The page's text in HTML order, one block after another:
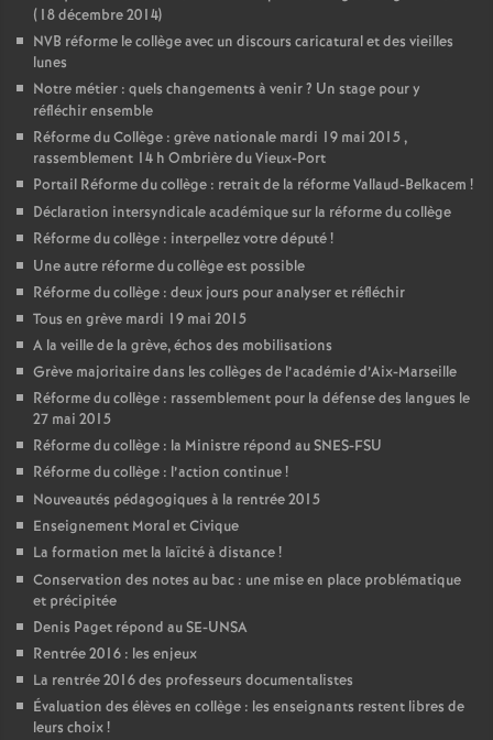
(18 décembre 2014)
NVB réforme le collège avec un discours caricatural et des vieilles
lunes
Notre métier : quels changements à venir? Un stage pour y
réfléchir ensemble
Réforme du Collège : grève nationale mardi 19 mai 2015 ,
rassemblement 14 h Ombrière du Vieux-Port
Portail Réforme du collège : retrait de la réforme Vallaud-Belkacem !
Déclaration intersyndicale académique sur la réforme du collège
Réforme du collège : interpellez votre député!
Une autre réforme du collège est possible
Réforme du collège : deux jours pour analyser et réfléchir
Tous en grève mardi 19 mai 2015
A la veille de la grève, échos des mobilisations
Grève majoritaire dans les collèges de l’académie d’Aix-Marseille
Réforme du collège : rassemblement pour la défense des langues le
27 mai 2015
Réforme du collège : la Ministre répond au SNES-FSU
Réforme du collège : l’action continue!
Nouveautés pédagogiques à la rentrée 2015
Enseignement Moral et Civique
La formation met la laïcité à distance!
Conservation des notes au bac : une mise en place problématique
et précipitée
Denis Paget répond au SE-UNSA
Rentrée 2016 : les enjeux
La rentrée 2016 des professeurs documentalistes
Évaluation des élèves en collège : les enseignants restent libres de
leurs choix!